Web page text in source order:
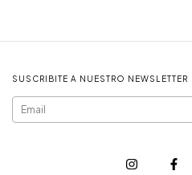
SUSCRIBITE A NUESTRO NEWSLETTER